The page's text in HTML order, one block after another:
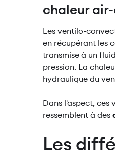
chaleur
Les ventilo-
en récupérant les
transmise à un
pression. La
hydraulique du
Dans l'aspect, ces
ressemblent à des
Les